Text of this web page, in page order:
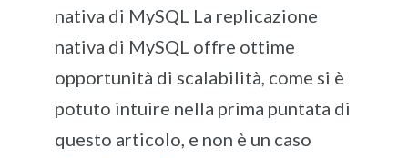
nativa di MySQL La replicazione
nativa di MySQL offre ottime
opportunità di scalabilità, come si è
potuto intuire nella prima puntata di
questo articolo, e non è un caso